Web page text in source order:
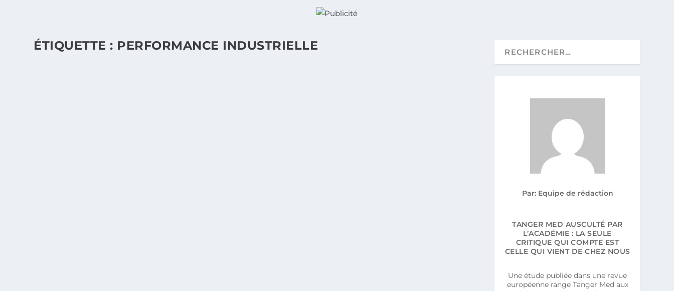
ÉTIQUETTE : PERFORMANCE INDUSTRIELLE
Par: Equipe de rédaction
TANGER MED AUSCULTÉ PAR
L’ACADÉMIE : LA SEULE
CRITIQUE QUI COMPTE EST
CELLE QUI VIENT DE CHEZ NOUS
Une étude publiée dans une revue
européenne range Tanger Med aux